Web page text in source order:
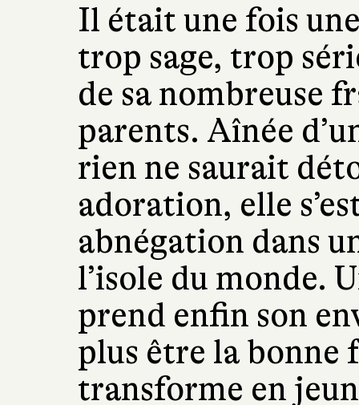
Il était une fois
trop sage, trop
de sa nombreuse
parents. Aînée
rien ne saurait
adoration, elle
abnégation dans
l’isole du monde.
prend enfin son
plus être la bonne
transforme en